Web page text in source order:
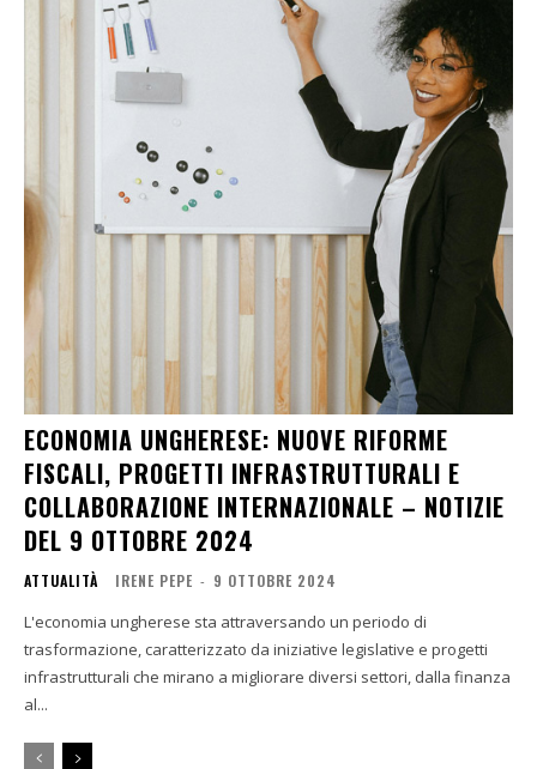
ECONOMIA UNGHERESE: NUOVE RIFORME
FISCALI, PROGETTI INFRASTRUTTURALI E
COLLABORAZIONE INTERNAZIONALE – NOTIZIE
DEL 9 OTTOBRE 2024
ATTUALITÀ IRENE PEPE - 9 OTTOBRE 2024
L'economia ungherese sta attraversando un periodo di
trasformazione, caratterizzato da iniziative legislative e progetti
infrastrutturali che mirano a migliorare diversi settori, dalla finanza
al...